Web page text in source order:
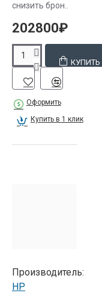
снизить брон..
202800₽
КУПИТЬ
Оформить
Купить в 1 клик
Производитель:
HP